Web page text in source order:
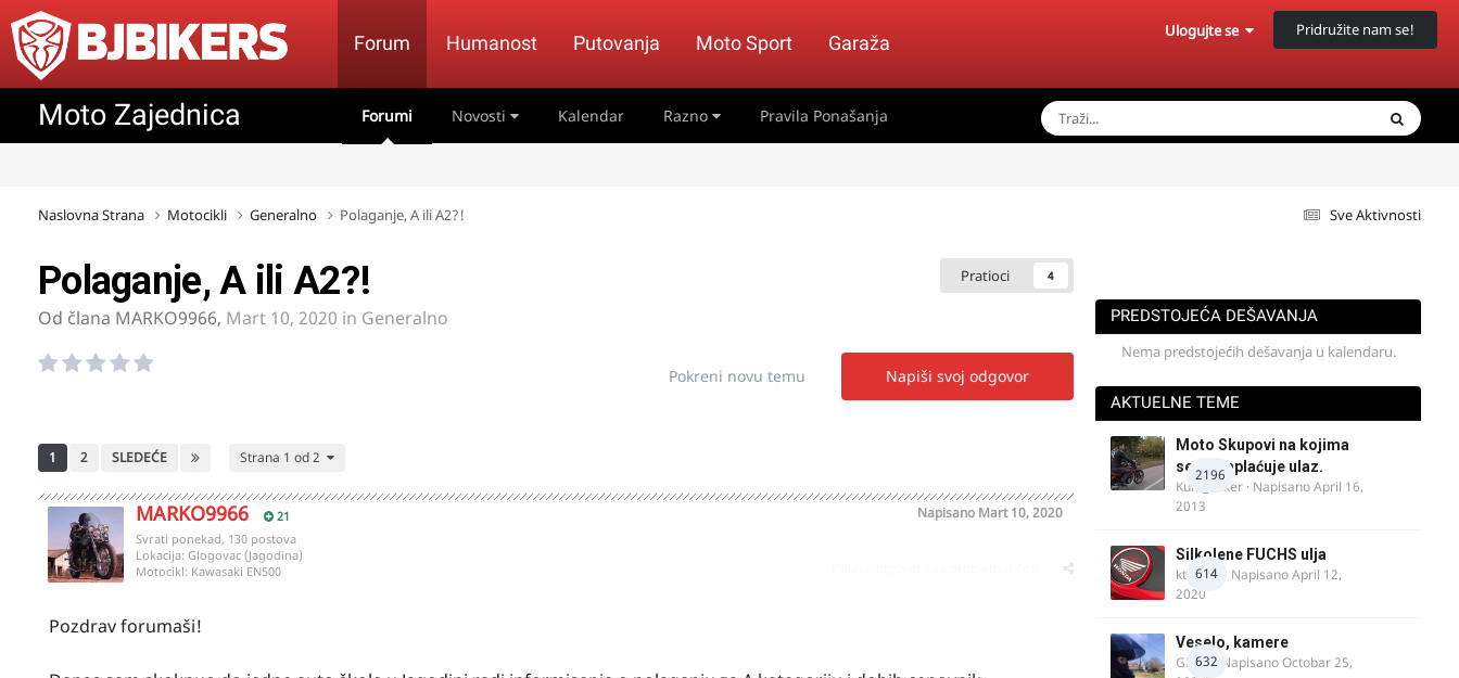
Forum Humanost Putovanja Moto Sport Garaža
Ulogujte se Pridružite nam se!
Moto Zajednica Forumi Novosti Kalendar Razno Pravila Ponašanja
Sve Aktivnosti
Naslovna Strana Motocikli Generalno Polaganje, A ili A2?!
Pratioci 4
Polaganje, A ili A2?!
Od člana MARKO9966, Mart 10, 2020 in Generalno
Napiši svoj odgovor
Pokreni novu temu
1 2 SLEDEĆE Strana 1 od 2
MARKO9966 21 Napisano Mart 10, 2020
Svrati ponekad, 130 postova
Lokacija: Glogovac (Jagodina)
Motocikl: Kawasaki EN500
Pozdrav forumaši!
PREDSTOJEĆA DEŠAVANJA
Nema predstojećih dešavanja u kalendaru.
AKTUELNE TEME
2196
Moto Skupovi na kojima
se ne naplaćuje ulaz.
Kum_Mixer · NapisanoApril 16,
2013
614
Silkolene FUCHS ulja
ktm600 · NapisanoApril 12,
2020
632
Veselo, kamere
GR 46· NapisanoOctobar 25,